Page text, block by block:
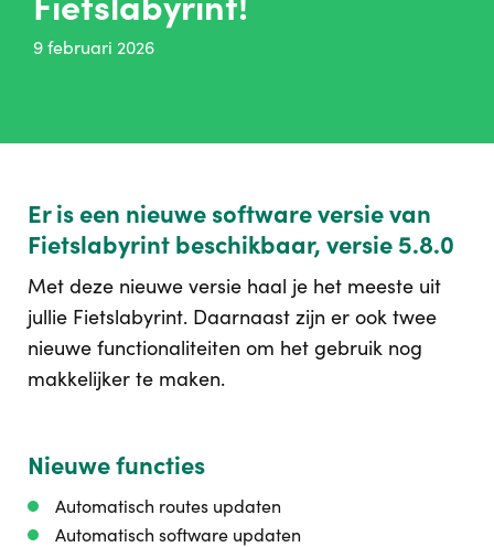
9 februari 2026
Er is een nieuwe software versie van
Fietslabyrint beschikbaar, versie 5.8.0
Met deze nieuwe versie haal je het meeste uit
jullie Fietslabyrint. Daarnaast zijn er ook twee
nieuwe functionaliteiten om het gebruik nog
makkelijker te maken.
Nieuwe functies
Automatisch routes updaten
Automatisch software updaten